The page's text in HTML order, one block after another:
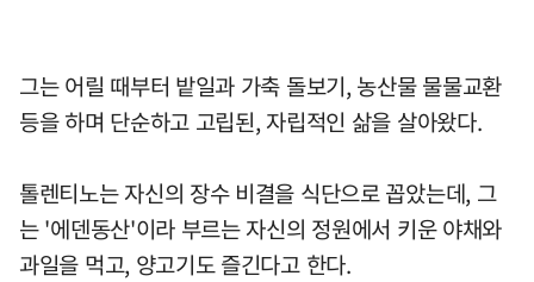
그는 어릴 때부터 밭일과 가축 돌보기, 농산물 물물교환
등을 하며 단순하고 고립된, 자립적인 삶을 살아왔다.
톨렌티노는 자신의 장수 비결을 식단으로 꼽았는데, 그
는 '에덴동산'이라 부르는 자신의 정원에서 키운 야채와
과일을 먹고, 양고기도 즐긴다고 한다.